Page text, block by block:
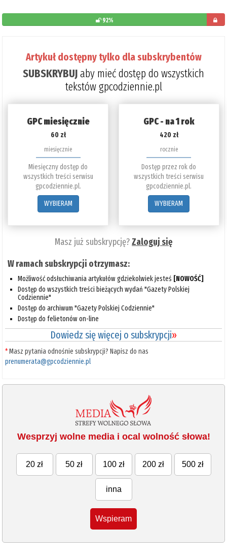
92%
Artykuł dostępny tylko dla subskrybentów
SUBSKRYBUJaby mieć dostęp do wszystkich
tekstów gpcodziennie.pl
GPC miesięcznie
60 zł
miesięcznie
Miesięczny dostęp do
wszystkich treści serwisu
gpcodziennie.pl.
WYBIERAM
GPC - na 1 rok
420 zł
rocznie
Dostęp przez rok do
wszystkich treści serwisu
gpcodziennie.pl.
WYBIERAM
Masz już subskrypcję?Zaloguj się
W ramach subskrypcji otrzymasz:
Możliwość odsłuchiwania artykułów gdziekolwiek jesteś [NOWOŚĆ]
Dostęp do wszystkich treści bieżących wydań "Gazety Polskiej
Codziennie"
Dostęp do archiwum "Gazety Polskiej Codziennie"
Dostęp do felietonów on-line
Dowiedz się więcej o subskrypcji»
*Masz pytania odnośnie subskrypcji? Napisz do nas
prenumerata@gpcodziennie.pl
Wesprzyj wolne media i ocal wolność słowa!
20 zł 50 zł 100 zł 200 zł 500 zł
inna
Wspieram